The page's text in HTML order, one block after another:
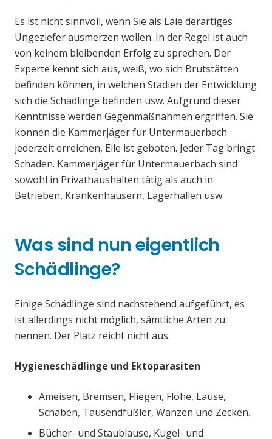
Es ist nicht sinnvoll, wenn Sie als Laie derartiges
Ungeziefer ausmerzen wollen. In der Regel ist auch
von keinem bleibenden Erfolg zu sprechen. Der
Experte kennt sich aus, weiß, wo sich Brutstätten
befinden können, in welchen Stadien der Entwicklung
sich die Schädlinge befinden usw. Aufgrund dieser
Kenntnisse werden Gegenmaßnahmen ergriffen. Sie
können die Kammerjäger für Untermauerbach
jederzeit erreichen, Eile ist geboten. Jeder Tag bringt
Schaden. Kammerjäger für Untermauerbach sind
sowohl in Privathaushalten tätig als auch in
Betrieben, Krankenhäusern, Lagerhallen usw.
Was sind nun eigentlich
Schädlinge?
Einige Schädlinge sind nachstehend aufgeführt, es
ist allerdings nicht möglich, sämtliche Arten zu
nennen. Der Platz reicht nicht aus.
Hygieneschädlinge und Ektoparasiten
Ameisen, Bremsen, Fliegen, Flöhe, Läuse,
Schaben, Tausendfüßler, Wanzen und Zecken.
Bücher- und Staubläuse, Kugel- und